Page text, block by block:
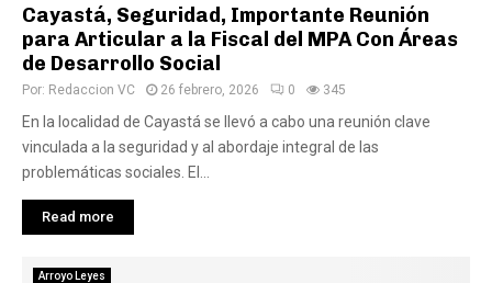
Cayastá, Seguridad, Importante Reunión
para Articular a la Fiscal del MPA Con Áreas
de Desarrollo Social
Por: Redaccion VC 26 febrero, 2026 0 345
En la localidad de Cayastá se llevó a cabo una reunión clave
vinculada a la seguridad y al abordaje integral de las
problemáticas sociales. El...
Read more
Arroyo Leyes